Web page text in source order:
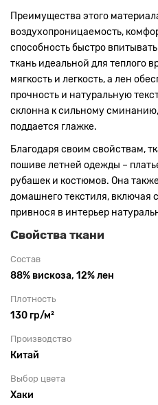
Преимущества этого
воздухопроницаемость,
способность быстро
ткань идеальной для теплого
мягкость и легкость, а лен
прочность и натуральную
склонна к сильному
поддается глажке.
Благодаря своим свойствам,
пошиве летней одежды –
рубашек и костюмов. Она
домашнего текстиля, включая
привнося в интерьер
Свойства ткани
Состав
88% вискоза, 12% лен
Плотность
130 гр/м²
Производство
Китай
Выбор цвета
Хаки